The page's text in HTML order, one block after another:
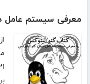
معرفی سیستم عامل